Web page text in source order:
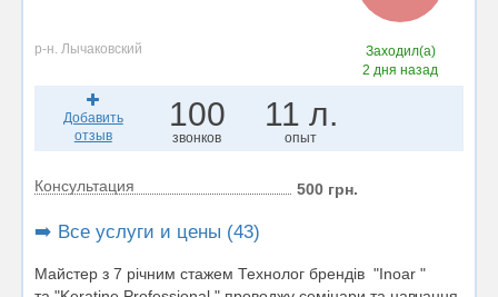
р-н. Лычаковский
Заходил(а)
2 дня назад
Добавить
отзыв
100
звонков
11 л.
опыт
Консультация 500 грн.
➡️ Все услуги и цены (43)
Майстер з 7 річним стажем Технолог брендів "Inoar "